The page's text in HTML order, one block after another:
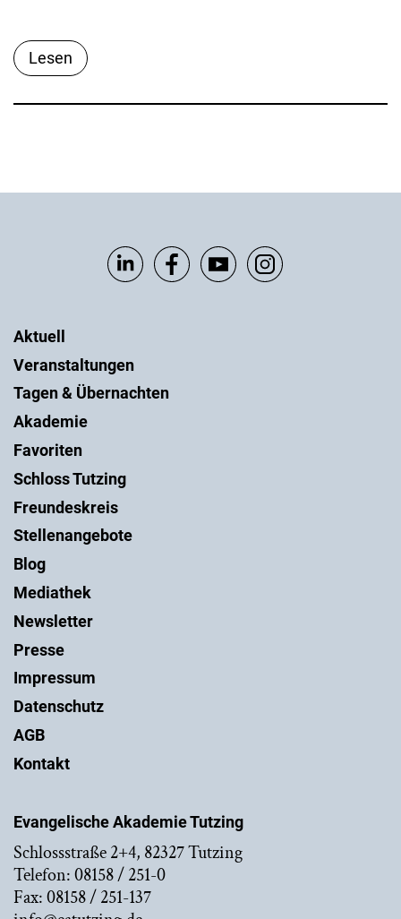
Lesen
Evangelische Akademie Tutzing
Schlossstraße 2+4, 82327 Tutzing
Telefon: 08158 / 251-0
Fax: 08158 / 251-137
Aktuell
Veranstaltungen
Tagen & Übernachten
Akademie
Favoriten
Schloss Tutzing
Freundeskreis
Stellenangebote
Blog
Mediathek
Newsletter
Presse
Impressum
Datenschutz
AGB
Kontakt